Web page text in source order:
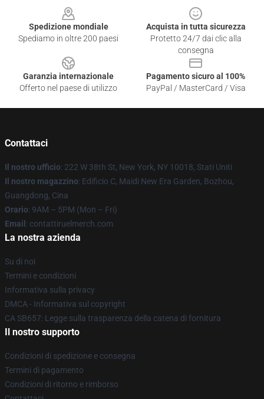
Spedizione mondiale
Spediamo in oltre 200 paesi
Acquista in tutta sicurezza
Protetto 24/7 dai clic alla
consegna
Garanzia internazionale
Offerto nel paese di utilizzo
Pagamento sicuro al 100%
PayPal / MasterCard / Visa
Contattaci
Il nostro ufficio: 222 W 38th St, New York, NY 10018, Stati Uniti
Il nostro magazzino: Edificio C, Maidi New Era Garden, Bozhou,
Guangdong, Cina
Orario: 9AM – 5PM (Mon – Fri)
Email : contattiruelmerch.com
La nostra azienda
Su di noi
Termini e condizioni
Informativa sulla privacy
DMCA - Informativa sul copyright
CA SB657: Legge sulla trasparenza della catena di fornitura
Il nostro supporto
Condizioni di spedizione e consegna
Termini di pagamento
Condizioni di ritorno e rimborso